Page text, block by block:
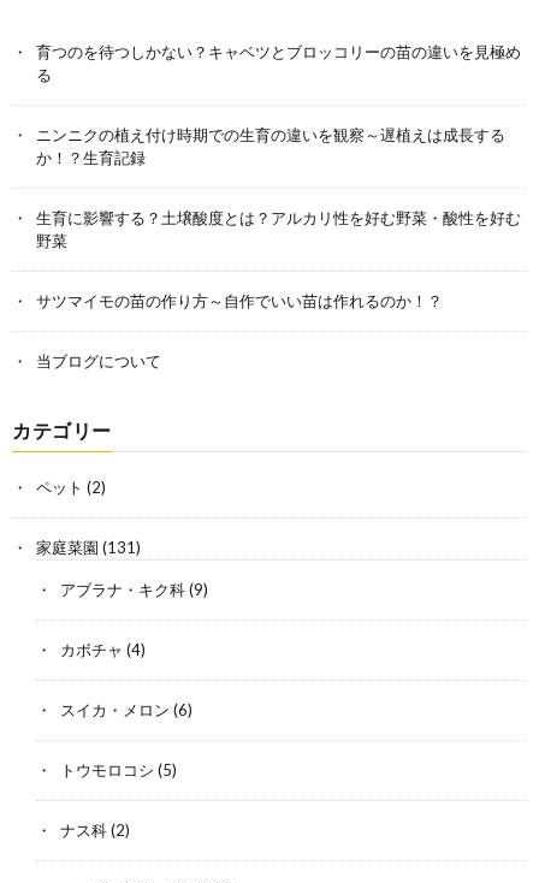
育つのを待つしかない？キャベツとブロッコリーの苗の違いを見極め
る
ニンニクの植え付け時期での生育の違いを観察～遅植えは成長する
か！？生育記録
生育に影響する？土壌酸度とは？アルカリ性を好む野菜・酸性を好む
野菜
サツマイモの苗の作り方～自作でいい苗は作れるのか！？
当ブログについて
カテゴリー
ペット (2)
家庭菜園 (131)
アブラナ・キク科(9)
カボチャ (4)
スイカ・メロン (6)
トウモロコシ (5)
ナス科(2)